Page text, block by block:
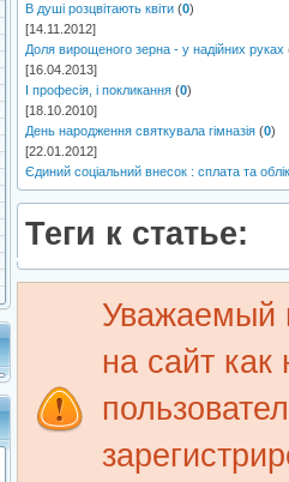
В душі розцвітають квіти (0)
[14.11.2012]
Доля вирощеного зерна - у надійних руках
[16.04.2013]
І професія, і покликання (0)
[18.10.2010]
День народження святкувала гімназія (0)
[22.01.2012]
Єдиний соціальний внесок : сплата та
Теги к статье:
Уважаемый
на сайт как